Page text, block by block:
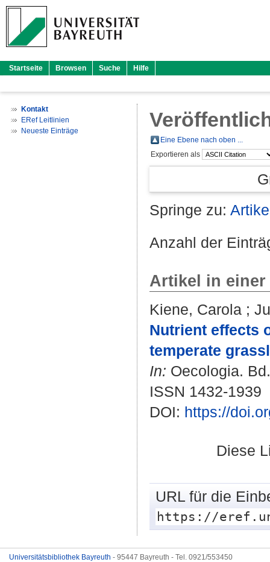
Startseite Browsen Suche Hilfe
Kontakt
ERef Leitlinien
Neueste Einträge
Eine Ebene nach oben ...
Exportieren als
Springe zu:
Anzahl der
Artikel in
Kiene, Carola ;
Nutrient effects
temperate
In: Oecologia.
ISSN 1432-1939
DOI: https://
Diese
URL für die
https://
Universitätsbibliothek Bayreuth - 95447 Bayreuth - Tel. 0921/553450